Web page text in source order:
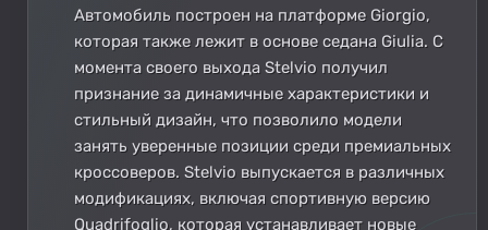
Автомобиль построен на платформе Giorgio,
которая также лежит в основе седана Giulia. С
момента своего выхода Stelvio получил
признание за динамичные характеристики и
стильный дизайн, что позволило модели
занять уверенные позиции среди премиальных
кроссоверов. Stelvio выпускается в различных
модификациях, включая спортивную версию
Quadrifoglio, которая устанавливает новые